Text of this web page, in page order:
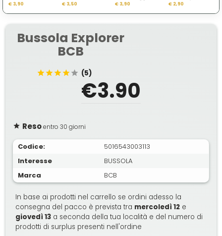
€ 3,90
€ 3,50
€ 3,90
€ 2,90
Bussola Explorer
BCB
(5)
€3.90
Resoentro 30 giorni
Codice:
5016543003113
Interesse
BUSSOLA
Marca
BCB
In base ai prodotti nel carrello se ordini adesso la
consegna del pacco è prevista tra mercoledì 12 e
giovedì 13 a seconda della tua località e del numero di
prodotti di surplus presenti nell'ordine